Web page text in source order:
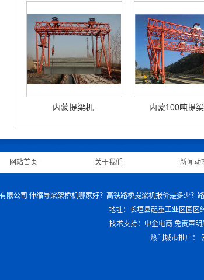
内蒙提梁机 内蒙100吨提
网站首页 关于我们 新闻动
限公司 伸缩导梁架桥机哪家好？高铁路桥提梁机报价是多少
地址：长垣县起重工业区园
技术支持：中企电商 免责声明
热门城市推广：